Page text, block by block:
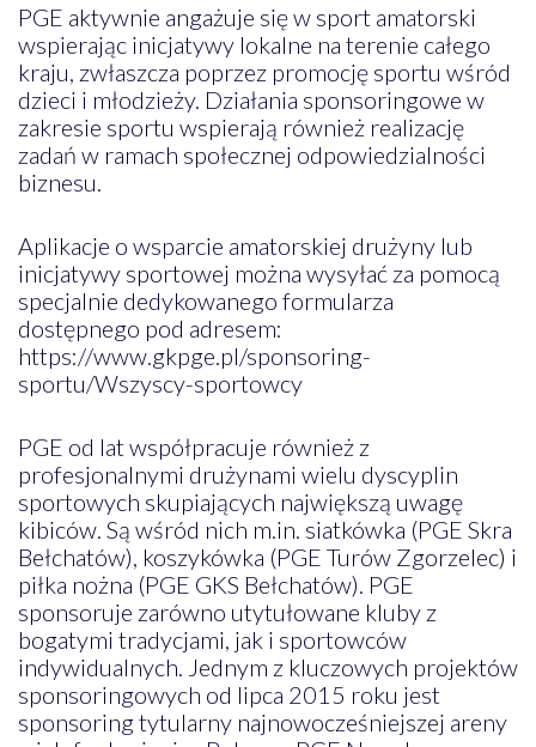
PGE aktywnie angażuje się w sport amatorski
wspierając inicjatywy lokalne na terenie całego
kraju, zwłaszcza poprzez promocję sportu wśród
dzieci i młodzieży. Działania sponsoringowe w
zakresie sportu wspierają również realizację
zadań w ramach społecznej odpowiedzialności
biznesu.
Aplikacje o wsparcie amatorskiej drużyny lub
inicjatywy sportowej można wysyłać za pomocą
specjalnie dedykowanego formularza
dostępnego pod adresem:
https://www.gkpge.pl/sponsoring-
sportu/Wszyscy-sportowcy
PGE od lat współpracuje również z
profesjonalnymi drużynami wielu dyscyplin
sportowych skupiających największą uwagę
kibiców. Są wśród nich m.in. siatkówka (PGE Skra
Bełchatów), koszykówka (PGE Turów Zgorzelec) i
piłka nożna (PGE GKS Bełchatów). PGE
sponsoruje zarówno utytułowane kluby z
bogatymi tradycjami, jak i sportowców
indywidualnych. Jednym z kluczowych projektów
sponsoringowych od lipca 2015 roku jest
sponsoring tytularny najnowocześniejszej areny